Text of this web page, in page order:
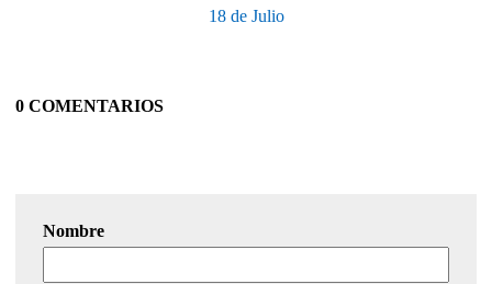
18 de Julio
0 COMENTARIOS
Nombre